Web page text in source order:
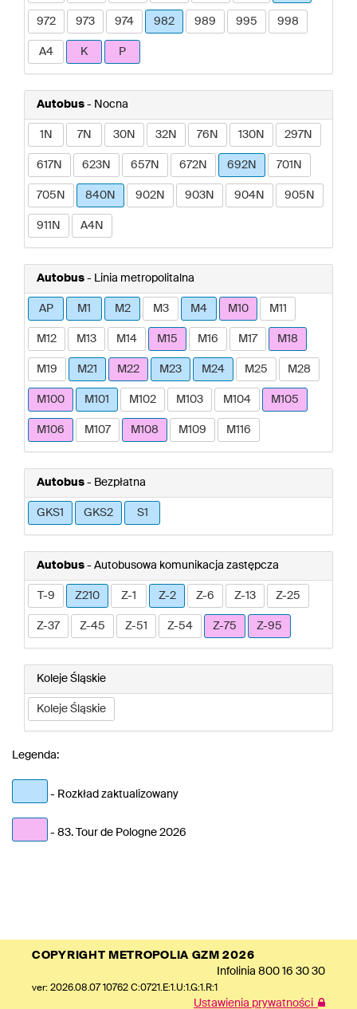
972 973 974 982 989 995 998
A4 K P
Autobus - Nocna
1N 7N 30N 32N 76N 130N 297N
617N 623N 657N 672N 692N 701N
705N 840N 902N 903N 904N 905N
911N A4N
Autobus - Linia metropolitalna
AP M1 M2 M3 M4 M10 M11
M12 M13 M14 M15 M16 M17 M18
M19 M21 M22 M23 M24 M25 M28
M100 M101 M102 M103 M104 M105
M106 M107 M108 M109 M116
Autobus - Bezpłatna
GKS1 GKS2 S1
Autobus - Autobusowa komunikacja zastępcza
T-9 Z210 Z-1 Z-2 Z-6 Z-13 Z-25
Z-37 Z-45 Z-51 Z-54 Z-75 Z-95
Koleje Śląskie
Koleje Śląskie
Legenda:
- Rozkład zaktualizowany
- 83. Tour de Pologne 2026
COPYRIGHT METROPOLIA GZM 2026
Infolinia 800 16 30 30
ver: 2026.08.07 10762 C:0721.E:1.U:1.G:1.R:1
Ustawienia prywatności